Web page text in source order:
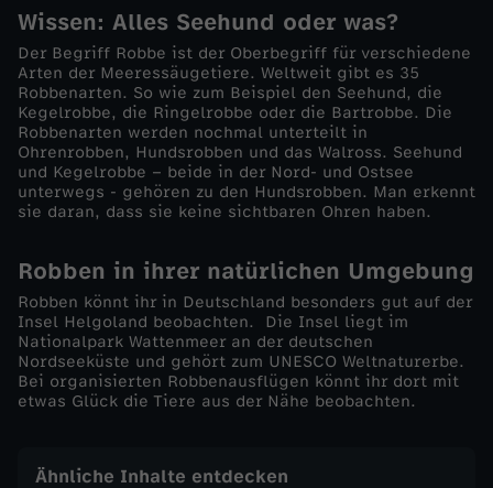
!
Wissen: Alles Seehund oder was?
Der Begriff Robbe ist der Oberbegriff für verschiedene
Arten der Meeressäugetiere. Weltweit gibt es 35
Robbenarten. So wie zum Beispiel den Seehund, die
Kegelrobbe, die Ringelrobbe oder die Bartrobbe. Die
Robbenarten werden nochmal unterteilt in
Ohrenrobben, Hundsrobben und das Walross. Seehund
und Kegelrobbe – beide in der Nord- und Ostsee
unterwegs - gehören zu den Hundsrobben. Man erkennt
sie daran, dass sie keine sichtbaren Ohren haben.
Robben in ihrer natürlichen Umgebung
Robben könnt ihr in Deutschland besonders gut auf der
Insel Helgoland beobachten. Die Insel liegt im
Nationalpark Wattenmeer an der deutschen
Nordseeküste und gehört zum UNESCO Weltnaturerbe.
Bei organisierten Robbenausflügen könnt ihr dort mit
etwas Glück die Tiere aus der Nähe beobachten.
Ähnliche Inhalte entdecken